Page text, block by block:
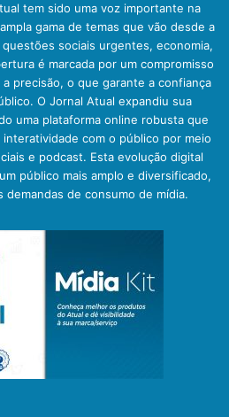
tem sido uma voz importante na
gama de temas que vão desde a
sociais urgentes, economia,
é marcada por um compromisso
precisão, o que garante a confiança
O Jornal Atual expandiu sua
uma plataforma online robusta que
com o público por meio
e podcast. Esta evolução digital
público mais amplo e diversificado,
demandas de consumo de mídia.